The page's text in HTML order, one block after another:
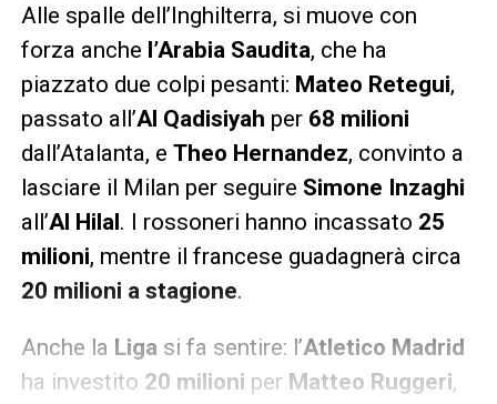
Alle spalle dell’Inghilterra, si muove con
forza anche l’Arabia Saudita, che ha
piazzato due colpi pesanti: Mateo Retegui,
passato all’Al Qadisiyah per 68 milioni
dall’Atalanta, e Theo Hernandez, convinto a
lasciare il Milan per seguire Simone Inzaghi
all’Al Hilal. I rossoneri hanno incassato 25
milioni, mentre il francese guadagnerà circa
20 milioni a stagione.
Anche la Liga si fa sentire: l’Atletico Madrid
ha investito 20 milioni per Matteo Ruggeri,